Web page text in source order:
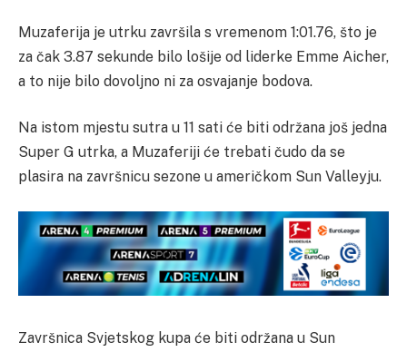
Muzaferija je utrku završila s vremenom 1:01.76, što je
za čak 3.87 sekunde bilo lošije od liderke Emme Aicher,
a to nije bilo dovoljno ni za osvajanje bodova.
Na istom mjestu sutra u 11 sati će biti održana još jedna
Super G utrka, a Muzaferiji će trebati čudo da se
plasira na završnicu sezone u američkom Sun Valleyju.
Završnica Svjetskog kupa će biti održana u Sun